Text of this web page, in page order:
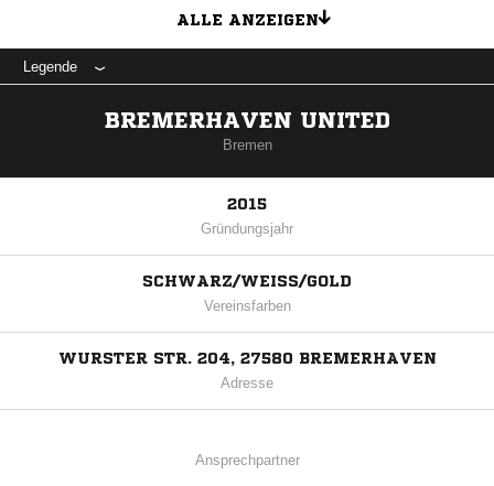
ALLE ANZEIGEN
Legende
BREMERHAVEN UNITED
Bremen
2015
Gründungsjahr
SCHWARZ/WEISS/GOLD
Vereinsfarben
WURSTER STR. 204, 27580 BREMERHAVEN
Adresse
Ansprechpartner